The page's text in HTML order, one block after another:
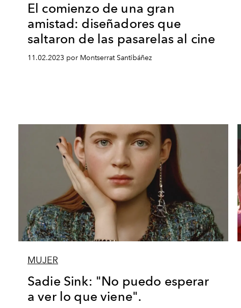
El comienzo de una gran
amistad: diseñadores que
saltaron de las pasarelas al cine
11.02.2023 por Montserrat Santibáñez
MUJER
Sadie Sink: "No puedo esperar
a ver lo que viene".